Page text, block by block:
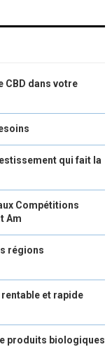
CBD dans votre
qui fait la
Compétitions
Am
régions
et rapide
produits biologiques